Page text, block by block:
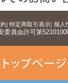
| 特定商取引表示| 個人
委員会許可第